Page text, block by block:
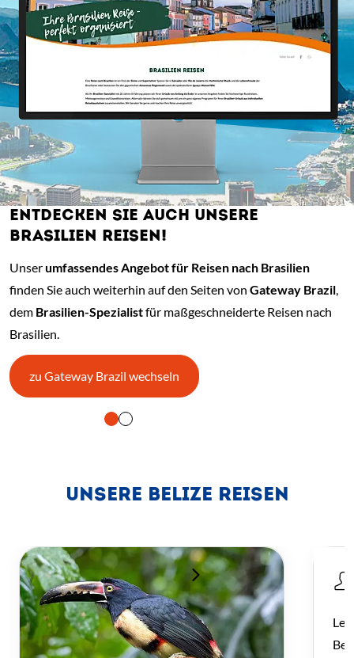
ENTDECKEN SIE AUCH UNSERE
BRASILIEN REISEN!
Unserumfassendes Angebot für Reisen nach Brasilien
finden Sie auch weiterhin auf den Seiten von Gateway Brazil,
dem Brasilien-Spezialistfür maßgeschneiderte Reisen nach
Brasilien.
zu Gateway Brazil wechseln (Link öffnet einen neuen Tab)
und Vorlesen der Inhalte mit Leertaste oder Tabulator-Taste.
UNSERE BELIZE REISEN
Bei